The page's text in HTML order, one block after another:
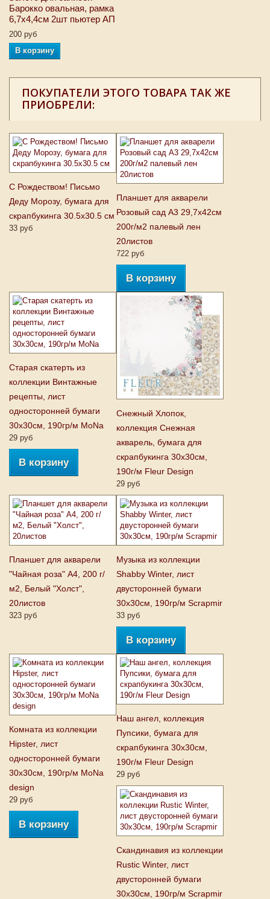
Барокко овальная, рамка
6,7х4,4см 2шт пьютер АП
200 руб
В корзину
ПОКУПАТЕЛИ ЭТОГО ТОВАРА ТАК ЖЕ
ПРИОБРЕЛИ:
С Рождеством! Письмо
Деду Морозу, бумага для
скрапбукинга 30.5x30.5 см
33 руб
Планшет для акварели
Розовый сад А3 29,7х42см
200г/м2 палевый лен
20листов
722 руб
В корзину
Старая скатерть из
коллекции Винтажные
рецепты, лист
односторонней бумаги
30х30см, 190гр/м MoNa
29 руб
В корзину
Снежный Хлопок,
коллекция Снежная
акварель, бумага для
скрапбукинга 30x30см,
190г/м Fleur Design
29 руб
Планшет для акварели
"Чайная роза" А4, 200 г/
м2, Белый "Холст",
20листов
323 руб
Музыка из коллекции
Shabby Winter, лист
двусторонней бумаги
30х30см, 190гр/м Scrapmir
33 руб
В корзину
Комната из коллекции
Hipster, лист
односторонней бумаги
30х30см, 190гр/м MoNa
design
29 руб
В корзину
Наш ангел, коллекция
Пупсики, бумага для
скрапбукинга 30x30см,
190г/м Fleur Design
29 руб
Скандинавия из коллекции
Rustic Winter, лист
двусторонней бумаги
30х30см, 190гр/м Scrapmir